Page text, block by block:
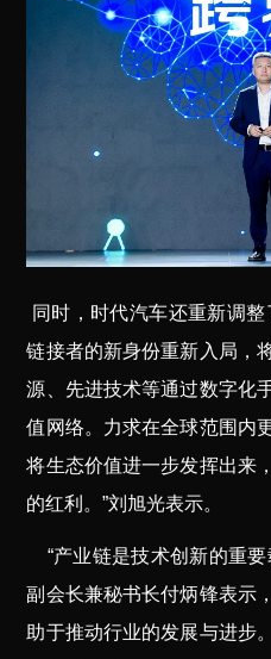
同时，时代汽车还重新调
链接者的新身份重新入局，
源、先进技术等通过数字化
值网络。力求在全球范围内
将生态价值进一步发挥出来
的红利。”刘旭光表示。
“产业链是技术创新的重
副会长兼秘书长付炳锋表示
助于推动行业的发展与进步